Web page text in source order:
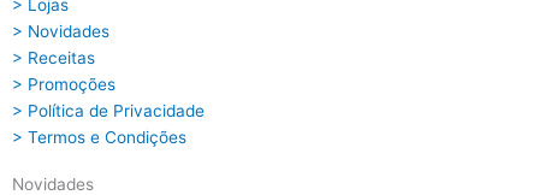
> Lojas
> Novidades
> Receitas
> Promoções
> Política de Privacidade
> Termos e Condições
Novidades